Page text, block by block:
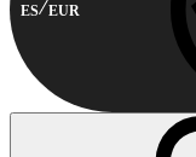
ES EUR